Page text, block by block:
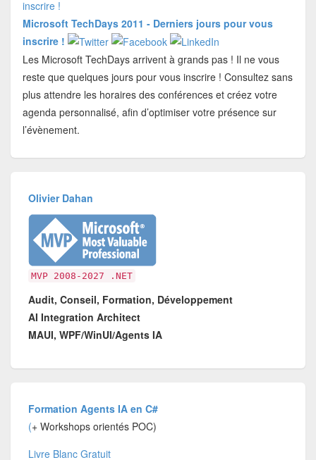
Microsoft TechDays 2011 - Derniers jours pour vous
inscrire !
Les Microsoft TechDays arrivent à grands pas ! Il ne vous
reste que quelques jours pour vous inscrire ! Consultez sans
plus attendre les horaires des conférences et créez votre
agenda personnalisé, afin d’optimiser votre présence sur
l’évènement.
Olivier Dahan
MVP 2008-2027 .NET
Audit, Conseil, Formation, Développement
AI Integration Architect
MAUI, WPF/WinUI/Agents IA
Formation Agents IA en C#
(+ Workshops orientés POC)
Livre Blanc Gratuit